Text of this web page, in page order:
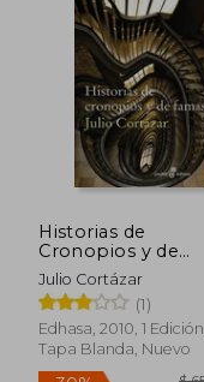
Historias de
Cronopios y de
Famas
Julio Cortázar
(1)
Edhasa, 2010, 1 Edición,
Tapa Blanda, Nuevo